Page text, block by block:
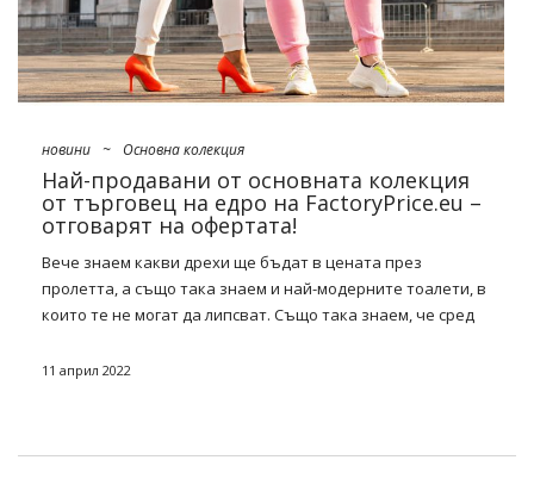
тях ще намерите идентични блейзери, върхове и къси
жилетки. Особено …
новини ~ Основна колекция
Най-продавани от основната колекция
от търговец на едро на FactoryPrice.eu –
отговарят на офертата!
Вече знаем какви дрехи ще бъдат в цената през
пролетта, а също така знаем и най-модерните тоалети, в
които те не могат да липсват. Също така знаем, че сред
има място за класическа, семпла и вечна класика в
11 април 2022